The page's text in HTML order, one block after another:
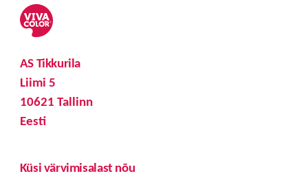
AS Tikkurila
Liimi 5
10621 Tallinn
Eesti
Küsi värvimisalast nõu